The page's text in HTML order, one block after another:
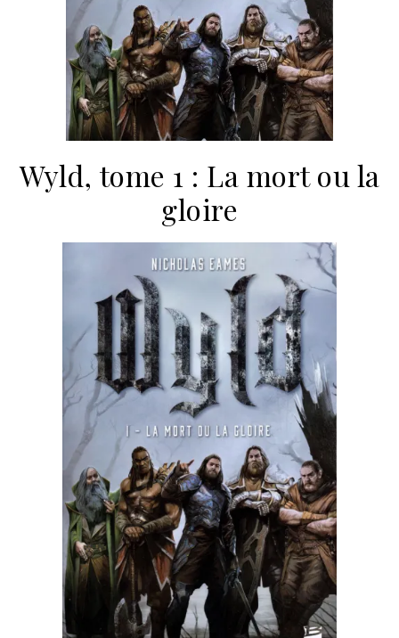
Wyld, tome 1 : La mort ou la
gloire